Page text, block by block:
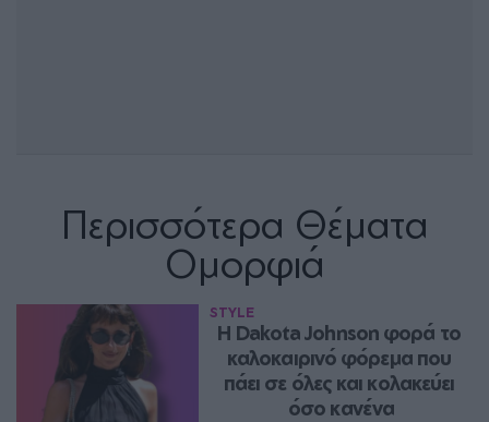
Περισσότερα Θέματα
Ομορφιά
STYLE
Η Dakota Johnson φορά το
καλοκαιρινό φόρεμα που
πάει σε όλες και κολακεύει
όσο κανένα